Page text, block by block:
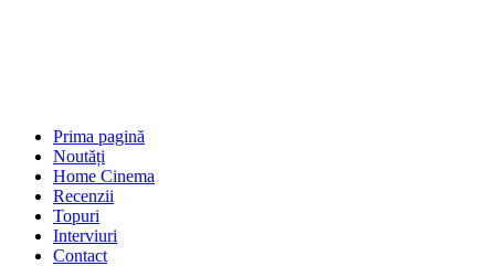
Prima pagină
Noutăți
Home Cinema
Recenzii
Topuri
Interviuri
Contact